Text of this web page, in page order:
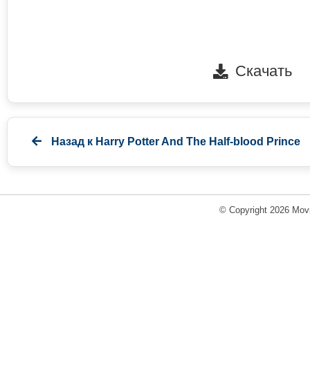
Скачать
Назад к Harry Potter And The Half-blood Prince
© Copyright 2026